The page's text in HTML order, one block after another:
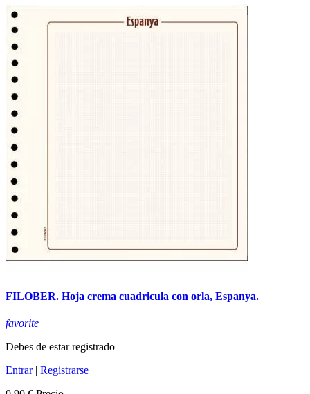
FILOBER. Hoja crema cuadricula con orla, Espanya.
favorite
Debes de estar registrado
Entrar| Registrarse